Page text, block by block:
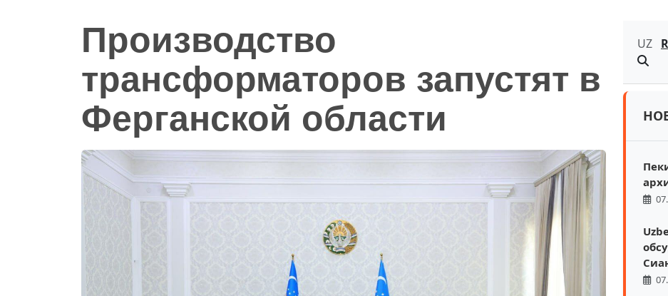
Производство
трансформаторов запустят в
Ферганской области
UZ